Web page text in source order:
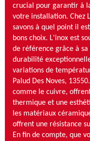
crucial pour garantir à
votre installation. Chez
savons à quel point il
bons choix. L'inox est
de référence grâce à
durabilité
variations de
Palud Des Noves,
comme le cuivre,
thermique et une
les matériaux
offrent une résistance
En fin de compte, que